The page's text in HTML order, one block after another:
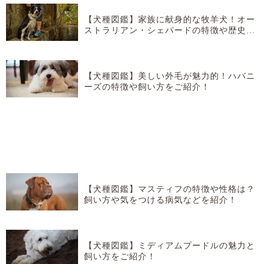
【犬種図鑑】家族に献身的な牧羊犬！オー
ストラリアン・シェパードの特徴や歴史な
【犬種図鑑】美しい外毛が魅力的！ハバニ
ーズの特徴や飼い方をご紹介！
【犬種図鑑】マスティフの特徴や性格は？
飼い方や気をつける病気などを紹介！
【犬種図鑑】ミディアムプードルの魅力と
飼い方をご紹介！